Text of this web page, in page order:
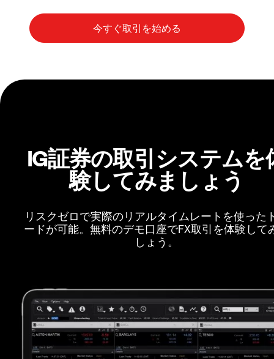
IG証券の取引システムを
験してみましょう
リスクゼロで実際のリアルタイムレートを使った
ードが可能。無料のデモ口座でFX取引を体験して
しょう。